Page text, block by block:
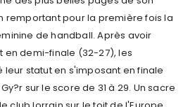
remportant pour la première fois la
de handball. Après avoir
en demi-finale (32-27), les
statut en s'imposant en finale
sur le score de 31 à 29. Un sacre